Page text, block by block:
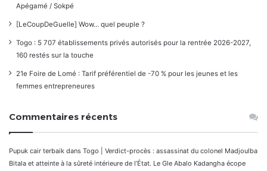
Apégamé / Sokpé
[LeCoupDeGuelle] Wow… quel peuple ?
Togo : 5 707 établissements privés autorisés pour la rentrée 2026-2027,
160 restés sur la touche
21e Foire de Lomé : Tarif préférentiel de -70 % pour les jeunes et les
femmes entrepreneures
Commentaires récents
Pupuk cair terbaik dans Togo | Verdict-procès : assassinat du colonel Madjoulba
Bitala et atteinte à la sûreté intérieure de l’État. Le Gle Abalo Kadangha écope